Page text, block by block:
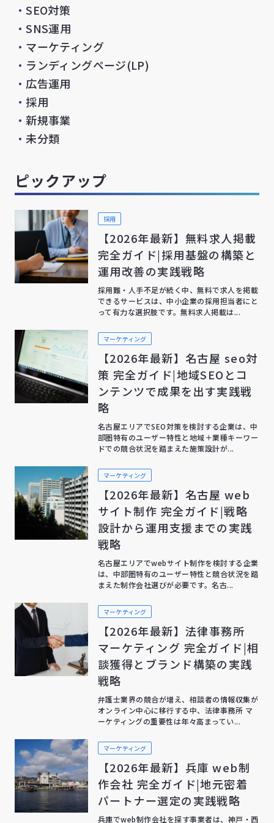
・SEO対策
・SNS運用
・ マーケティング
・ ランディングページ(LP)
・ 広告運用
・採用
・新規事業
・未分類
ピックアップ
採用
【2026年最新】無料求人掲載
完全ガイド|採用基盤の構築と
運用改善の実践戦略
採用難・人手不足が続く中、無料で求人を掲載
できるサービスは、中小企業の採用担当者にと
って有力な選択肢です。無料求人掲載は...
マーケティング
【2026年最新】名古屋 seo対
策 完全ガイド|地域SEOとコ
ンテンツで成果を出す実践戦
略
名古屋エリアでSEO対策を検討する企業は、中
部圏特有のユーザー特性と地域＋業種キーワー
ドでの競合状況を踏まえた施策設計が...
マーケティング
【2026年最新】名古屋 web
サイト制作 完全ガイド|戦略
設計から運用支援までの実践
戦略
名古屋エリアでwebサイト制作を検討する企業
は、中部圏特有のユーザー特性と競合状況を踏
まえた制作会社選びが必要です。名古...
マーケティング
【2026年最新】法律事務所
マーケティング 完全ガイド|相
談獲得とブランド構築の実践
戦略
弁護士業界の競合が増え、相談者の情報収集が
オンライン中心に移行する中、法律事務所 マ
ーケティングの重要性は年々高まってい...
マーケティング
【2026年最新】兵庫 web制
作会社 完全ガイド|地元密着
パートナー選定の実践戦略
兵庫でweb制作会社を探す事業者は、神戸・西